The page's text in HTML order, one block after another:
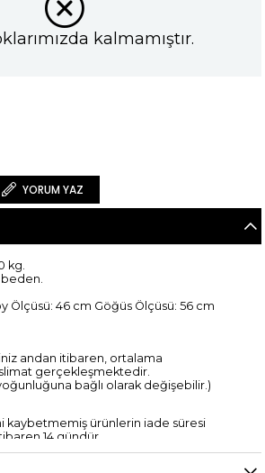
kalmamıştır.
YORUM YAZ
kg.
Ölçüsü: 46 cm Göğüs Ölçüsü: 56 cm
andan itibaren, ortalama
gerçekleşmektedir.
bağlı olarak değişebilir.)
kaybetmemiş ürünlerin iade süresi
14 gündür.
kredi kartı hesaplarına yansıma